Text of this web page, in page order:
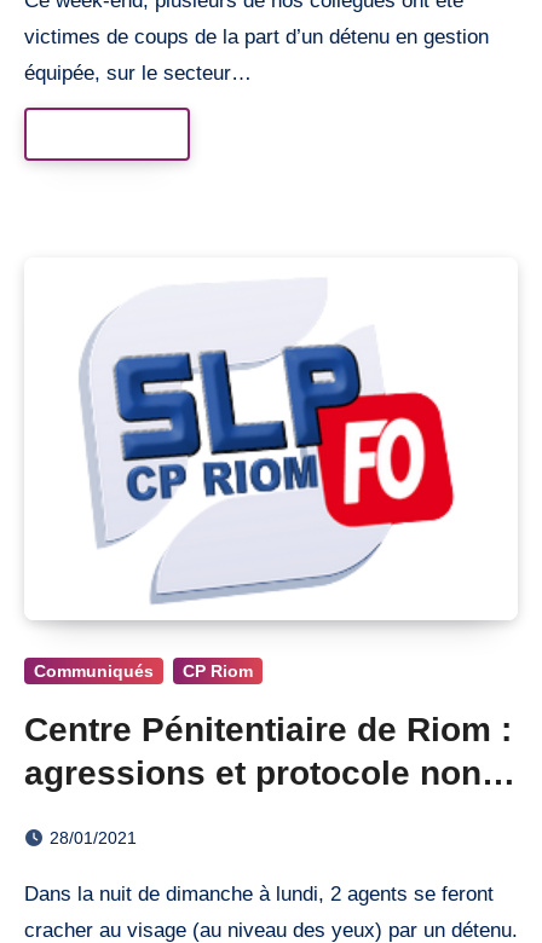
victimes de coups de la part d’un détenu en gestion
équipée, sur le secteur…
Communiqués CP Riom
Centre Pénitentiaire de Riom :
agressions et protocole non
28/01/2021
Dans la nuit de dimanche à lundi, 2 agents se feront
cracher au visage (au niveau des yeux) par un détenu.